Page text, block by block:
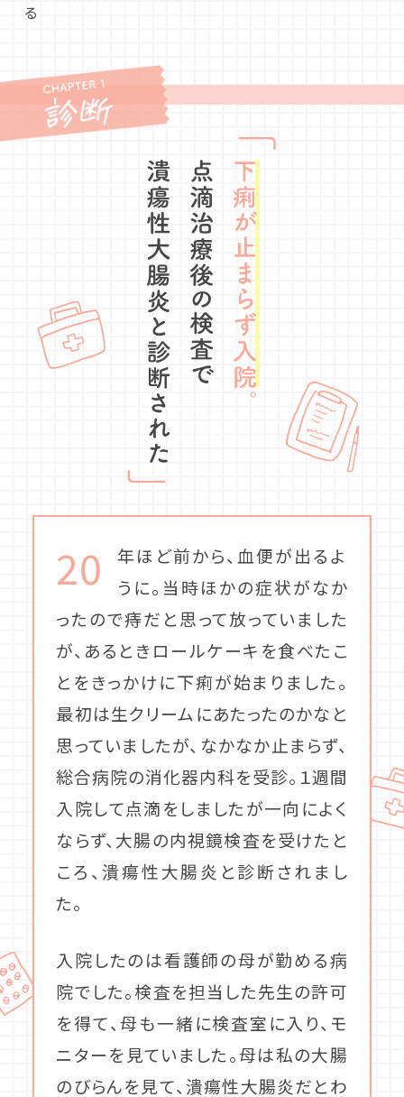
る
20
年ほど前から、血便が出るよ
うに。当時ほかの症状がなか
ったので痔だと思って放っていました
が、あるときロールケーキを食べたこ
とをきっかけに下痢が始まりました。
最初は生クリームにあたったのかなと
思っていましたが、なかなか止まらず、
総合病院の消化器内科を受診。１週間
入院して点滴をしましたが一向によく
ならず、大腸の内視鏡検査を受けたと
ころ、潰瘍性大腸炎と診断されまし
た。
入院したのは看護師の母が勤める病
院でした。検査を担当した先生の許可
を得て、母も一緒に検査室に入り、モ
ニターを見ていました。母は私の大腸
のびらんを見て、潰瘍性大腸炎だとわ